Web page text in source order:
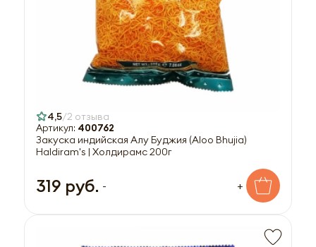
4,5 2 отзыва
Артикул: 400762
Закуска индийская Алу Буджия (Aloo Bhujia)
Haldiram's | Холдирамс 200г
319 руб. - +